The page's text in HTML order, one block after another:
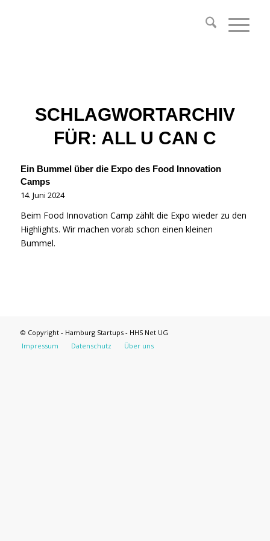
SCHLAGWORTARCHIV
FÜR: ALL U CAN C
Ein Bummel über die Expo des Food Innovation
Camps
14. Juni 2024
Beim Food Innovation Camp zählt die Expo wieder zu den
Highlights. Wir machen vorab schon einen kleinen
Bummel.
© Copyright - Hamburg Startups - HHS Net UG
Impressum
Datenschutz Über uns